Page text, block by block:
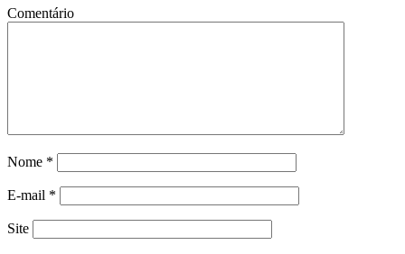
Comentário
Nome *
E-mail *
Site